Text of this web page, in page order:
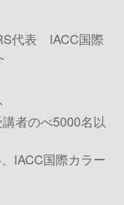
代表 IACC国際
者のべ5000名以
IACC国際カラー